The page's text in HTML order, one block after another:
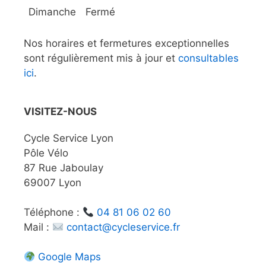
Dimanche Fermé
Nos horaires et fermetures exceptionnelles
sont régulièrement mis à jour et consultables
ici.
VISITEZ-NOUS
Cycle Service Lyon
Pôle Vélo
87 Rue Jaboulay
69007 Lyon
Téléphone :
04 81 06 02 60
Mail :
contact@cycleservice.fr
Google Maps